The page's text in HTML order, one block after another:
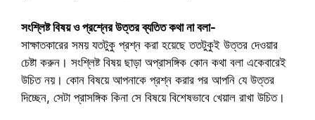
সংশ্লিষ্ট বিষয় ও প্রশ্নের উত্তর ব্যতিত কথা না বলা-
সাক্ষাতকারের সময় যতটুকু প্রশ্ন করা হয়েছে ততটুকুই উত্তর দেওয়ার
চেষ্টা করুন। সংশ্লিষ্ট বিষয় ছাড়া অপ্রাসঙ্গিক কোন কথা বলা একেবারেই
উচিত নয়। কোন বিষয়ে আপনাকে প্রশ্ন করার পর আপনি যে উত্তর
দিচ্ছেন, সেটা প্রাসঙ্গিক কিনা সে বিষয়ে বিশেষভাবে খেয়াল রাখা উচিত।